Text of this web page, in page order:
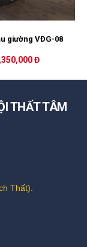
giường VĐG-08
Đ
THẤT TÂM
Thất).